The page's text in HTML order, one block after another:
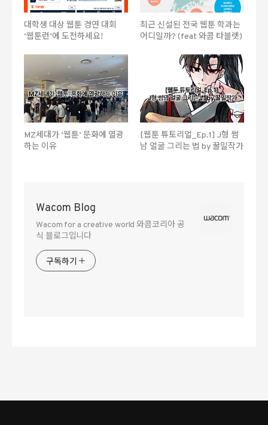
대학생 대상 웹툰 경연 대회
‘웹툰런’에 도전하세요!
최근 신설된 전국 웹툰 학과는
어디일까? (feat 와콤 타블렛)
MZ세대가 ‘웹툰’ 문화에 열광
하는 이유
[웹툰 튜토리얼_Ep.1] J형 썸
남 얼굴 그리는 법 by 꿀밀작가
Wacom Blog
Wacom for a creative world 와콤코리아 공
식 블로그입니다
구독하기